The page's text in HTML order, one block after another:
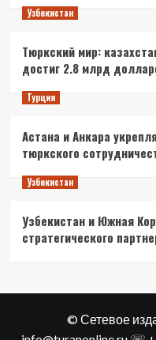
Узбекистан
Тюркский мир:
достиг 2.8 млрд
Турция
Астана и Анкара
тюркского
Узбекистан
Узбекистан и Южная
стратегического
© Сетевое